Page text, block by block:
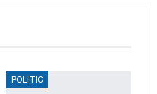
POLITIC